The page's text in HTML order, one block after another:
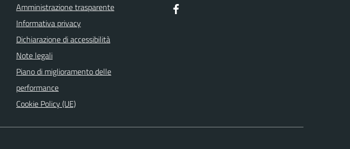
Amministrazione trasparente
Informativa privacy
Dichiarazione di accessibilità
Note legali
Piano di miglioramento delle
performance
Cookie Policy (UE)